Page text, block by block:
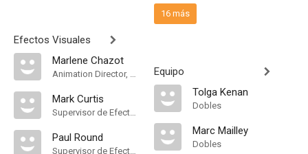
Efectos Visuales
Marlene Chazot
Animation Director, Animation Technical Director
Mark Curtis
Supervisor de Efectos Visuales
Paul Round
Supervisor de Efectos Visuales
16 más
Equipo
Tolga Kenan
Dobles
Marc Mailley
Dobles